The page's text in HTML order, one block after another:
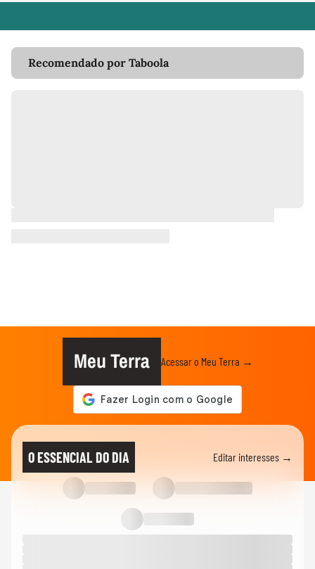
Recomendado por Taboola
Meu Terra Acessar o Meu Terra →
O ESSENCIAL DO DIA Editar interesses →